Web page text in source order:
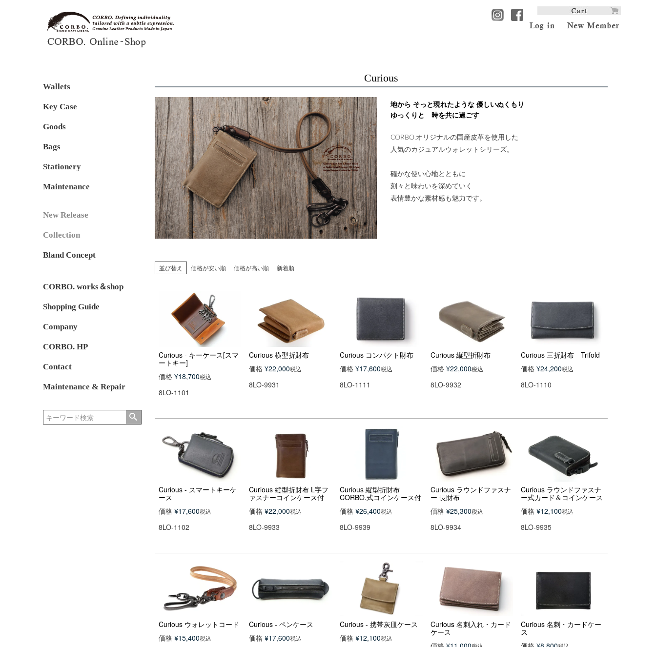
Wallets
Key Case
Goods
Bags
Stationery
Maintenance
New Release
Collection
Bland Concept
CORBO. works＆shop
Shopping Guide
Company
CORBO. HP
Contact
Maintenance & Repair
Curious
地から そっと現れたような 優しいぬくもり
ゆっくりと 時を共に過ごす
CORBO.オリジナルの国産皮革を使用した
人気のカジュアルウォレットシリーズ。
確かな使い心地とともに
刻々と味わいを深めていく
表情豊かな素材感も魅力です。
並び替え 価格が安い順 価格が高い順 新着順
Curious - キーケース[スマ
ートキー]
価格 ¥18,700税込
8LO-1101
Curious 横型折財布
価格 ¥22,000税込
8LO-9931
Curious コンパクト財布
価格 ¥17,600税込
8LO-1111
Curious 縦型折財布
価格 ¥22,000税込
8LO-9932
Curious 三折財布 Trifold
価格 ¥24,200税込
8LO-1110
Curious - スマートキーケ
ース
価格 ¥17,600税込
8LO-1102
Curious 縦型折財布 L字フ
ァスナーコインケース付
価格 ¥22,000税込
8LO-9933
Curious 縦型折財布
CORBO.式コインケース付
価格 ¥26,400税込
8LO-9939
Curious ラウンドファスナ
ー 長財布
価格 ¥25,300税込
8LO-9934
Curious ラウンドファスナ
ー式カード＆コインケース
価格 ¥12,100税込
8LO-9935
Curious ウォレットコード
価格 ¥15,400税込
Curious - ペンケース
価格 ¥17,600税込
Curious - 携帯灰皿ケース
価格 ¥12,100税込
Curious 名刺入れ・カード
ケース
Curious 名刺・カードケー
ス